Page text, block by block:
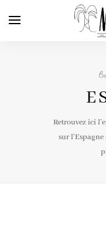
Retrouvez ici
sur